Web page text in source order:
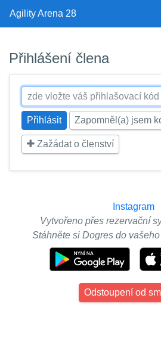
Agility Arena 28
Přihlášení člena
Zapomněl(a) jsem
Zažádat o členství
Instagram
Vytvořeno přes rezervační
Stáhněte si Dogres do
Odstoupení od